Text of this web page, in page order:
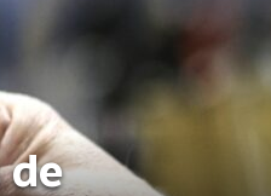
de